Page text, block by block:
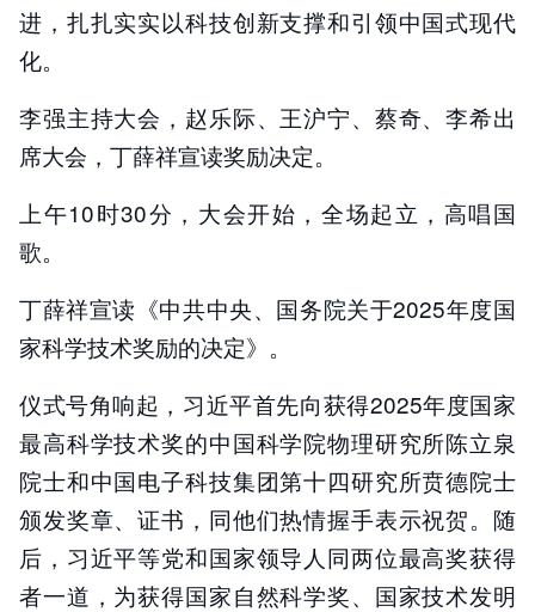
进，扎扎实实以科技创新支撑和引领中国式现代
化。
李强主持大会，赵乐际、王沪宁、蔡奇、李希出
席大会，丁薛祥宣读奖励决定。
上午10时30分，大会开始，全场起立，高唱国
歌。
丁薛祥宣读《中共中央、国务院关于2025年度国
家科学技术奖励的决定》。
仪式号角响起，习近平首先向获得2025年度国家
最高科学技术奖的中国科学院物理研究所陈立泉
院士和中国电子科技集团第十四研究所贲德院士
颁发奖章、证书，同他们热情握手表示祝贺。随
后，习近平等党和国家领导人同两位最高奖获得
者一道，为获得国家自然科学奖、国家技术发明